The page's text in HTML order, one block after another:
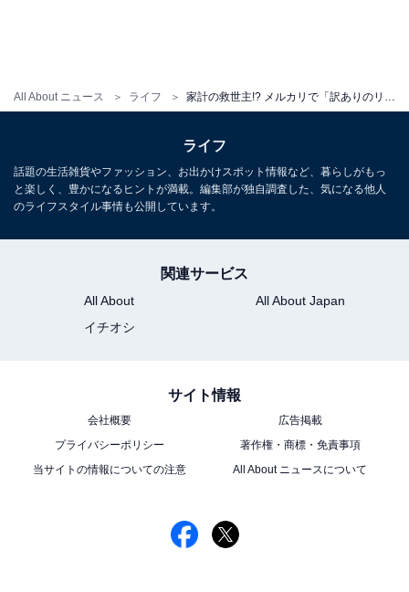
All About ニュース ライフ
ライフ
話題の生活雑貨やファッション、お出かけスポット情報など、暮らしがもっ
と楽しく、豊かになるヒントが満載。編集部が独自調査した、気になる他人
のライフスタイル事情も公開しています。
関連サービス
All About
All About Japan
イチオシ
サイト情報
会社概要
広告掲載
プライバシーポリシー
著作権・商標・免責事項
当サイトの情報についての注意
All About ニュースについて